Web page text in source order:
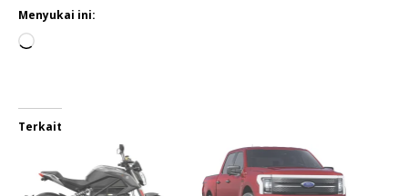
Menyukai ini:
Terkait